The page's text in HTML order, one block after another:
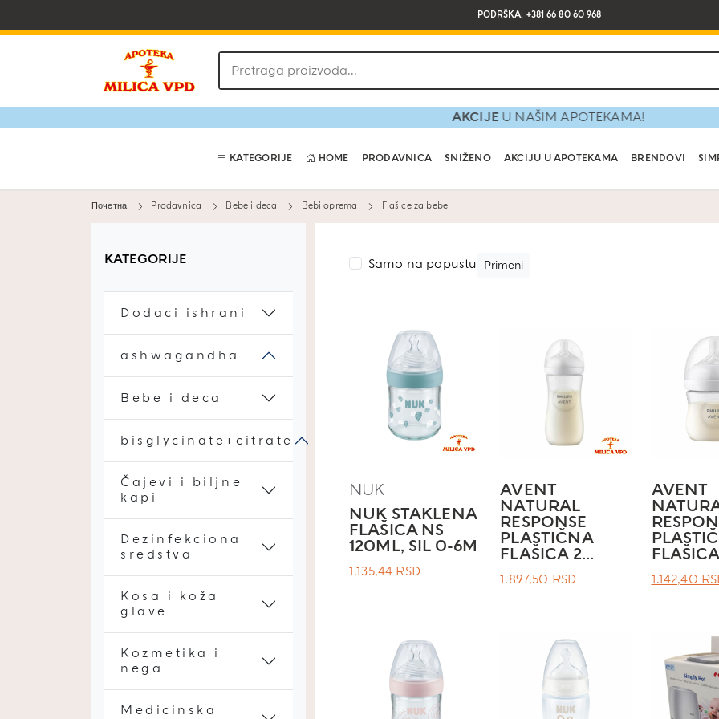
PODRŠKA: +381 66 80 60 968
Pretraga
proizvoda
AKCIJEU NAŠIM APOTEKAMA!
KATEGORIJE HOME PRODAVNICA SNIŽENO AKCIJU U APOTEKAMA BRENDOVI
Почетна Prodavnica Bebe i deca Bebi oprema Flašice za bebe
KATEGORIJE
Dodaci ishrani
ashwagandha
Bebe i deca
bisglycinate+citrate
Čajevi i biljne
kapi
Dezinfekciona
sredstva
Kosa i koža
glave
Kozmetika i
nega
Medicinska
Samo na popustu Primeni
NUK
NUK STAKLENA
FLAŠICA NS
120ML, SIL 0-6M
1.135,44 RSD
AVENT
NATURAL
RESPONSE
PLASTIČNA
FLAŠICA 2...
1.897,50 RSD
AVENT
1.142,40